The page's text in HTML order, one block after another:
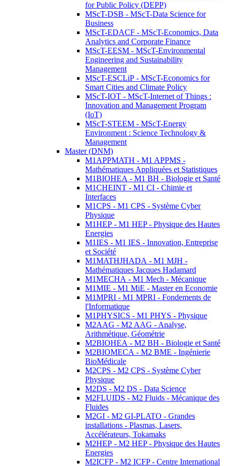
for Public Policy (DEPP)
MScT-DSB - MScT-Data Science for
Business
MScT-EDACF - MScT-Economics, Data
Analytics and Corporate Finance
MScT-EESM - MScT-Environmental
Engineering and Sustainability
Management
MScT-ESCLiP - MScT-Economics for
Smart Cities and Climate Policy
MScT-IOT - MScT-Internet of Things :
Innovation and Management Program
(IoT)
MScT-STEEM - MScT-Energy
Environment : Science Technology &
Management
Master (DNM)
M1APPMATH - M1 APPMS -
Mathématiques Appliquées et Statistiques
M1BIOHEA - M1 BH - Biologie et Santé
M1CHEINT - M1 CI - Chimie et
Interfaces
M1CPS - M1 CPS - Système Cyber
Physique
M1HEP - M1 HEP - Physique des Hautes
Energies
M1IES - M1 IES - Innovation, Entreprise
et Société
M1MATHJHADA - M1 MJH -
Mathématiques Jacques Hadamard
M1MECHA - M1 Mech - Mécanique
M1MIE - M1 MiE - Master en Economie
M1MPRI - M1 MPRI - Fondements de
l'Informatique
M1PHYSICS - M1 PHYS - Physique
M2AAG - M2 AAG - Analyse,
Arithmétique, Géométrie
M2BIOHEA - M2 BH - Biologie et Santé
M2BIOMECA - M2 BME - Ingénierie
BioMédicale
M2CPS - M2 CPS - Système Cyber
Physique
M2DS - M2 DS - Data Science
M2FLUIDS - M2 Fluids - Mécanique des
Fluides
M2GI - M2 GI-PLATO - Grandes
installations - Plasmas, Lasers,
Accélérateurs, Tokamaks
M2HEP - M2 HEP - Physique des Hautes
Energies
M2ICFP - M2 ICFP - Centre International